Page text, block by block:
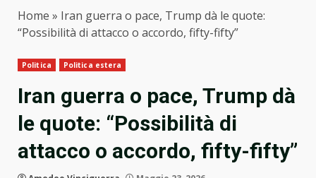
Home » Iran guerra o pace, Trump dà le quote:
“Possibilità di attacco o accordo, fifty-fifty”
Politica Politica estera
Iran guerra o pace, Trump dà
le quote: “Possibilità di
attacco o accordo, fifty-fifty”